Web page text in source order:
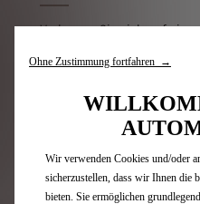
Verlassen Sie sich auf ein
Die private Ladestation
Firmenparkhäusern
Arbeitszeit schnell und
Ohne Zustimmung fortfahren →
Wir verwenden Cookies und/oder
sicherzustellen, dass wir Ihnen die
bieten. Sie ermöglichen